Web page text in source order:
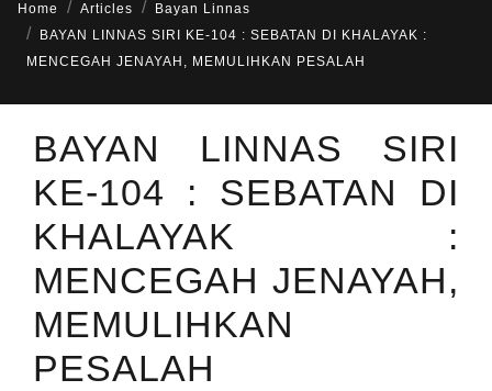
Home Articles
Bayan Linnas
BAYAN LINNAS SIRI KE-104 : SEBATAN DI KHALAYAK :
MENCEGAH JENAYAH, MEMULIHKAN PESALAH
BAYAN LINNAS SIRI
KE-104 : SEBATAN DI
KHALAYAK :
MENCEGAH JENAYAH,
MEMULIHKAN
PESALAH